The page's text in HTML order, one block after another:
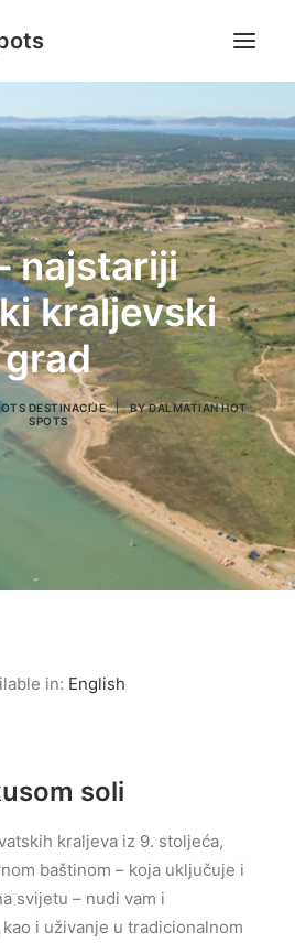
najstariji
kraljevski
grad
DESTINACIJE | BYDALMATIAN HOT
SPOTS
in: English
soli
kraljeva iz 9. stoljeća,
baštinom – koja uključuje i
svijetu – nudi vam i
i uživanje u tradicionalnom